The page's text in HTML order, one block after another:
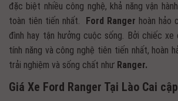
đặc biệt nhiều công nghệ, khả năng vận
toàn tiên tiến nhất.
Ford Ranger hoàn hảo
đình hay tận hưởng cuộc sống. Bởi chiếc
tính năng và công nghệ tiên tiến nhất, hoàn
trải nghiệm và sống chất như Ranger.
Giá Xe Ford Ranger Tại Lào Cai